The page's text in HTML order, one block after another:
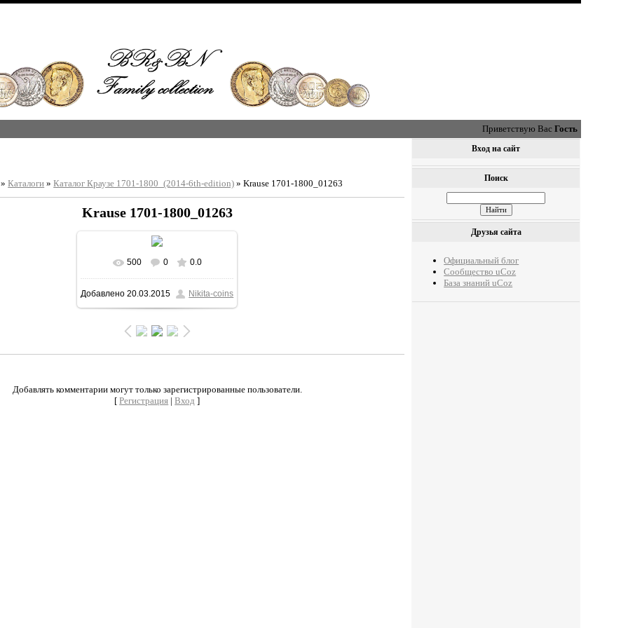
Приветствую Вас Гость
»Каталоги »Каталог Краузе 1701-1800_(2014-6th-edition) » Krause 1701-1800_01263
Krause 1701-1800_01263
В реальном размере
1213x1600/ 324.3Kb
500 0 0.0
Добавлено 20.03.2015 Nikita-coins
Добавлять комментарии могут только зарегистрированные пользователи.
[Регистрация |Вход ]
Вход на сайт
Поиск
Друзья сайта
Официальный блог
Сообщество uCoz
База знаний uCoz